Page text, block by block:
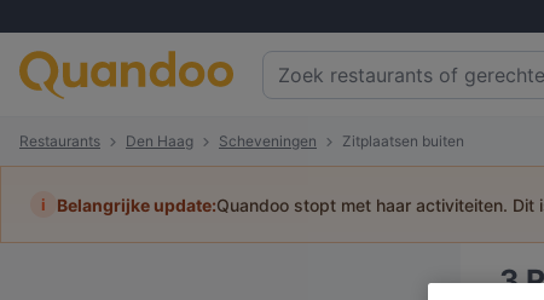
Restaurants Den Haag Scheveningen Zitplaatsen buiten
i Belangrijke update:Quandoo stopt met haar activiteiten.
3